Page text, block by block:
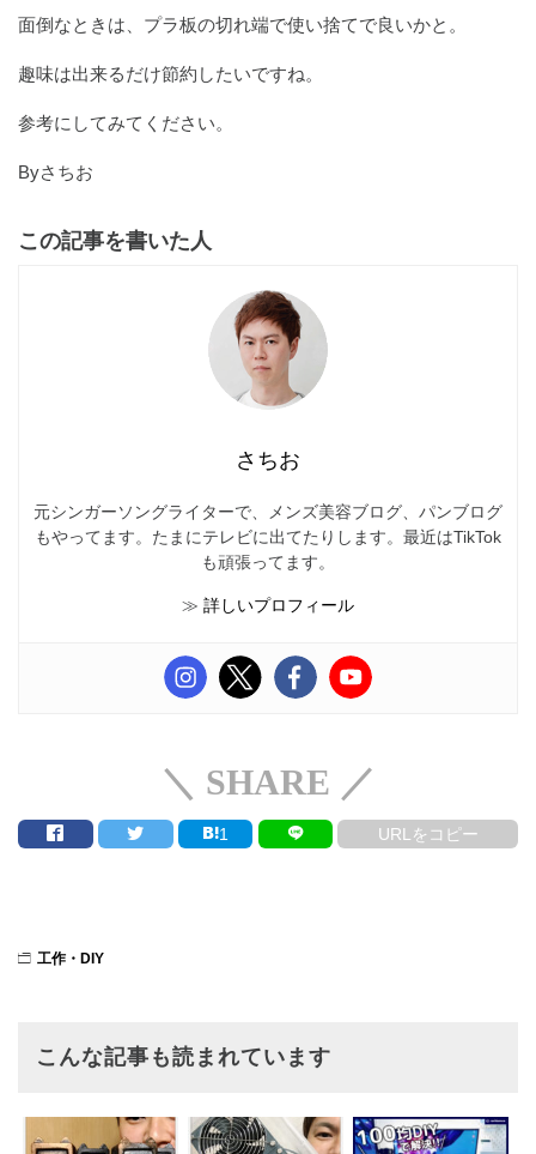
面倒なときは、プラ板の切れ端で使い捨てで良いかと。
趣味は出来るだけ節約したいですね。
参考にしてみてください。
Byさちお
この記事を書いた人
さちお
元シンガーソングライターで、メンズ美容ブログ、パンブログ
もやってます。たまにテレビに出てたりします。最近はTikTok
も頑張ってます。
≫ 詳しいプロフィール
＼ SHARE ／
1 URLをコピー
工作・DIY
こんな記事も読まれています